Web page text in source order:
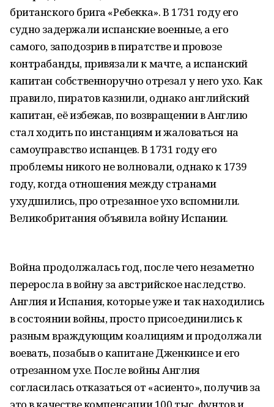
британского брига «Ребекка». В 1731 году его
судно задержали испанские военные, а его
самого, заподозрив в пиратстве и провозе
контрабанды, привязали к мачте, а испанский
капитан собственноручно отрезал у него ухо. Как
правило, пиратов казнили, однако английский
капитан, её избежав, по возвращении в Англию
стал ходить по инстанциям и жаловаться на
самоуправство испанцев. В 1731 году его
проблемы никого не волновали, однако к 1739
году, когда отношения между странами
ухудшились, про отрезанное ухо вспомнили.
Великобритания объявила войну Испании.
Война продолжалась год, после чего незаметно
переросла в войну за австрийское наследство.
Англия и Испания, которые уже и так находились
в состоянии войны, просто присоединились к
разным враждующим коалициям и продолжали
воевать, позабыв о капитане Дженкинсе и его
отрезанном ухе. После войны Англия
согласилась отказаться от «асиенто», получив за